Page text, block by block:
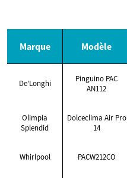
Marque Modèle
De’Longhi
Pinguino PAC
AN112
Olimpia
Splendid
Dolceclima Air Pro
14
Whirlpool PACW212CO